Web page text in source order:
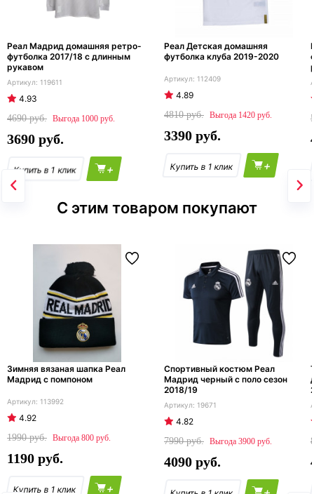
Реал Мадрид домашняя ретро-
футболка 2017/18 с длинным
рукавом
119611
4.93
4690
1000
3690
+
Реал Детская домашняя
футболка клуба 2019-2020
112409
4.89
4810
1420
3390
+
С этим товаром покупают
Зимняя вязаная шапка Реал
Мадрид с помпоном
113992
4.92
1990
800
1190
+
Спортивный костюм Реал
Мадрид черный с поло сезон
2018/19
19671
4.82
7990
3900
4090